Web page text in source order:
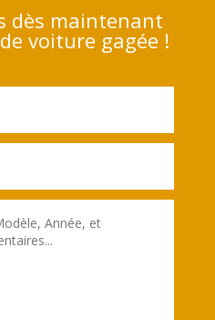
dès maintenant
voiture gagée !